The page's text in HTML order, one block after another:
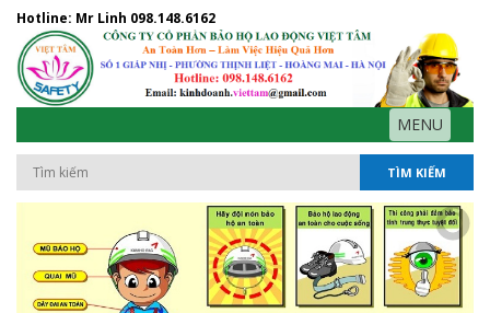
Hotline: Mr Linh 098.148.6162
MENU
TÌM KIẾM